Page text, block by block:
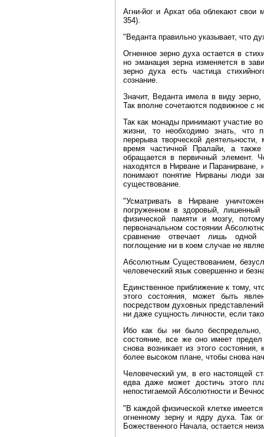
Агни‑йог и Архат оба облекают
354).
"Веданта правильно указывает, что
Огненное зерно духа остается в
но эманация зерна изменяется в
зерно духа есть частица
сознание.
Значит, Веданта имела в виду
Так вполне сочетаются подвижное с
Так как монады принимают участие
жизни, то необходимо знать, что
перерыва творческой
время частичной Пралайи, а
обращается в первичный элемент.
находятся в Нирване и Паранирване,
понимают понятие Нирваны люди
существование.
"Усматривать в Нирване
погруженном в здоровый,
физической памяти и мозгу,
первоначальном состоянии
сравнение отвечает лишь одной
поглощение ни в коем случае не
Абсолютным Существованием,
человеческий язык совершенно и
Единственное приближение к тому,
этого состояния, может быть
посредством духовных
ни даже сущность личности, если
Ибо как бы ни было беспредельно,
состояние, все же оно имеет
снова возникает из этого
более высоком плане, чтобы снова
Человеческий ум, в его настоящей
едва даже может достичь этого
непостигаемой Абсолютности и
"В каждой физической клетке
огненному зерну и ядру духа. Так
Божественного Начала, остается